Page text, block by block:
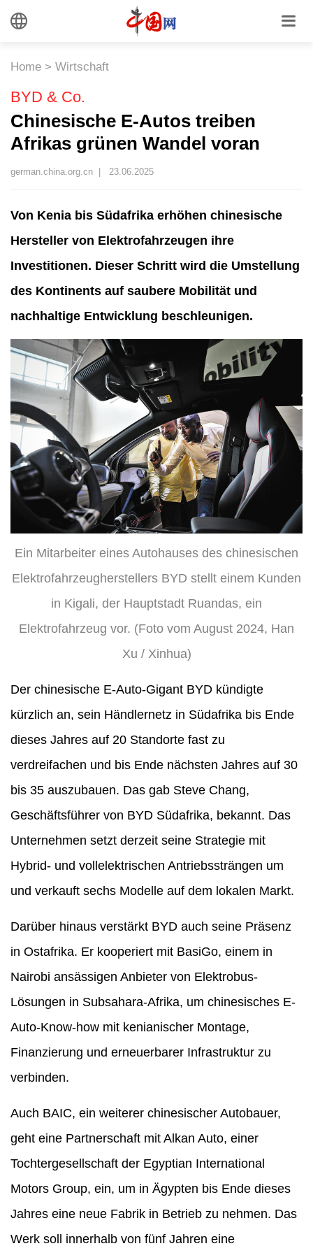
Home > Wirtschaft
BYD & Co.
Chinesische E-Autos treiben
Afrikas grünen Wandel voran
german.china.org.cn | 23.06.2025
Von Kenia bis Südafrika erhöhen chinesische
Hersteller von Elektrofahrzeugen ihre
Investitionen. Dieser Schritt wird die Umstellung
des Kontinents auf saubere Mobilität und
nachhaltige Entwicklung beschleunigen.
Ein Mitarbeiter eines Autohauses des chinesischen
Elektrofahrzeugherstellers BYD stellt einem Kunden
in Kigali, der Hauptstadt Ruandas, ein
Elektrofahrzeug vor. (Foto vom August 2024, Han
Xu / Xinhua)
Der chinesische E-Auto-Gigant BYD kündigte
kürzlich an, sein Händlernetz in Südafrika bis Ende
dieses Jahres auf 20 Standorte fast zu
verdreifachen und bis Ende nächsten Jahres auf 30
bis 35 auszubauen. Das gab Steve Chang,
Geschäftsführer von BYD Südafrika, bekannt. Das
Unternehmen setzt derzeit seine Strategie mit
Hybrid- und vollelektrischen Antriebssträngen um
und verkauft sechs Modelle auf dem lokalen Markt.
Darüber hinaus verstärkt BYD auch seine Präsenz
in Ostafrika. Er kooperiert mit BasiGo, einem in
Nairobi ansässigen Anbieter von Elektrobus-
Lösungen in Subsahara-Afrika, um chinesisches E-
Auto-Know-how mit kenianischer Montage,
Finanzierung und erneuerbarer Infrastruktur zu
verbinden.
Auch BAIC, ein weiterer chinesischer Autobauer,
geht eine Partnerschaft mit Alkan Auto, einer
Tochtergesellschaft der Egyptian International
Motors Group, ein, um in Ägypten bis Ende dieses
Jahres eine neue Fabrik in Betrieb zu nehmen. Das
Werk soll innerhalb von fünf Jahren eine